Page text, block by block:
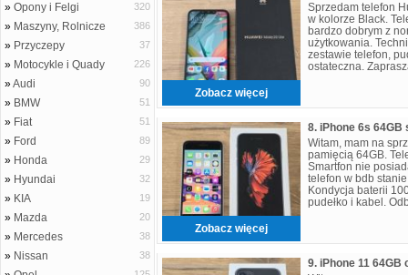
» Opony i Felgi 320
» Maszyny, Rolnicze 386
» Przyczepy 37
» Motocykle i Quady 226
»Audi 90
» BMW 51
» Fiat 51
» Ford 89
» Honda 29
» Hyundai 32
» KIA 19
» Mazda 20
» Mercedes 38
» Nissan 38
Zobacz więcej
Sprzedam telefon
w kolorze Black.
bardzo dobrym z
użytkowania.
zestawie telefon,
ostateczna.
Zobacz więcej
8. iPhone 6s 64GB
Witam, mam na
pamięcią 64GB.
Smartfon nie
telefon w bdb
Kondycja baterii
pudełko i kabel.
9. iPhone 11 64GB